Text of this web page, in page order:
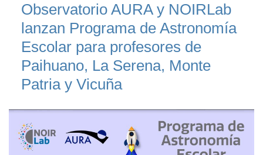
Observatorio AURA y NOIRLab
lanzan Programa de Astronomía
Escolar para profesores de
Paihuano, La Serena, Monte
Patria y Vicuña